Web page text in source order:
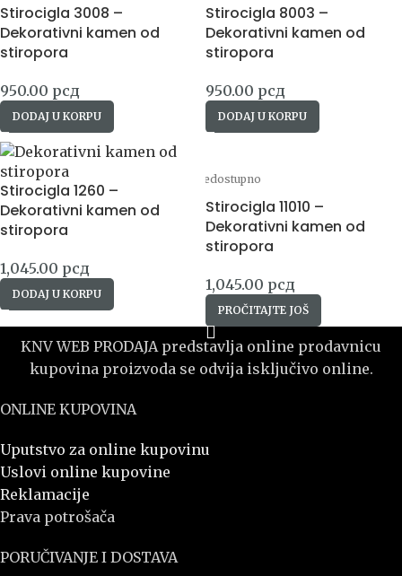
Stirocigla 3008 –
Dekorativni kamen od
stiropora
950.00 рсд
DODAJ U KORPU
Stirocigla 8003 –
Dekorativni kamen od
stiropora
950.00 рсд
DODAJ U KORPU
Stirocigla 1260 –
Dekorativni kamen od
stiropora
1,045.00 рсд
DODAJ U KORPU
Nedostupno
Stirocigla 11010 –
Dekorativni kamen od
stiropora
1,045.00 рсд
PROČITAJTE JOŠ
KNV WEB PRODAJA predstavlja online prodavnicu
kupovina proizvoda se odvija isključivo online.
ONLINE KUPOVINA
Uputstvo za online kupovinu
Uslovi online kupovine
Reklamacije
Prava potrošača
PORUČIVANJE I DOSTAVA